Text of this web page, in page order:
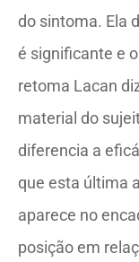
do sintoma. Ela
é significante e
retoma Lacan
material do
diferencia a
que esta última
aparece no
posição em